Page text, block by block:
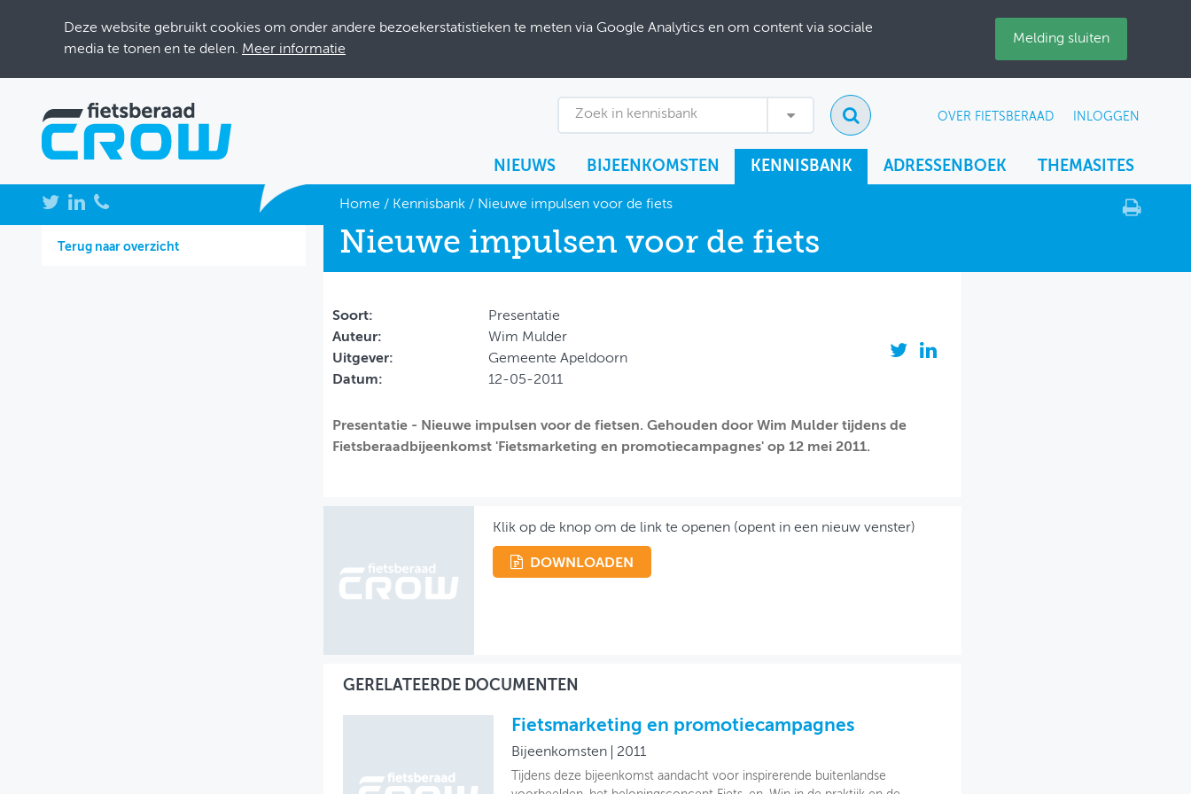
Deze website gebruikt cookies om onder andere bezoekerstatistieken te meten via Google Analytics en om content via sociale
media te tonen en te delen. Meer informatie
Melding sluiten
Zoek in kennisbank OVER FIETSBERAAD INLOGGEN
NIEUWS BIJEENKOMSTEN KENNISBANK ADRESSENBOEK THEMASITES
NIEUWS
BIJEENKOMSTEN
Home / Kennisbank/ Nieuwe impulsen voor de fiets
Terug naar overzicht Nieuwe impulsen voor de fiets
Soort:
Presentatie
Auteur:
Wim Mulder
Uitgever:
Gemeente Apeldoorn
Datum:
12-05-2011
Presentatie - Nieuwe impulsen voor de fietsen. Gehouden door Wim Mulder tijdens de
Fietsberaadbijeenkomst 'Fietsmarketing en promotiecampagnes' op 12 mei 2011.
Klik op de knop om de link te openen (opent in een nieuw venster)
DOWNLOADEN
GERELATEERDE DOCUMENTEN
Fietsmarketing en promotiecampagnes
Bijeenkomsten 2011
Tijdens deze bijeenkomst aandacht voor inspirerende buitenlandse